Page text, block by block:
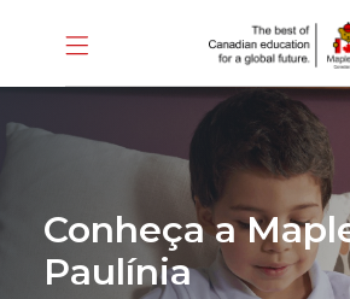
Conheça a
Paulínia